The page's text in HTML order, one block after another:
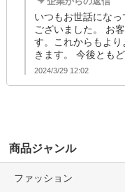
いつもお世話にな
ございました。 お
す。これからもよ
きます。 今後とも
2024/3/29 12:02
商品ジャンル
ファッション